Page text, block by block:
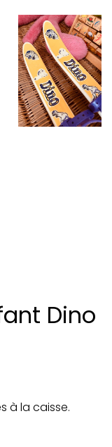
Dino
à la caisse.